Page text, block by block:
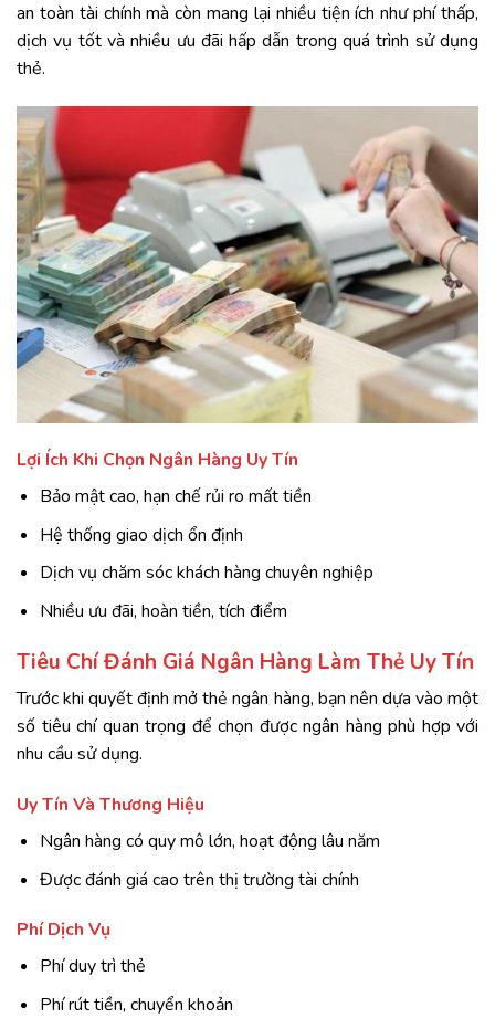
an toàn tài chính mà còn mang lại nhiều tiện ích như phí thấp,
dịch vụ tốt và nhiều ưu đãi hấp dẫn trong quá trình sử dụng
thẻ.
Lợi Ích Khi Chọn Ngân Hàng Uy Tín
Bảo mật cao, hạn chế rủi ro mất tiền
Hệ thống giao dịch ổn định
Dịch vụ chăm sóc khách hàng chuyên nghiệp
Nhiều ưu đãi, hoàn tiền, tích điểm
Tiêu Chí Đánh Giá Ngân Hàng Làm Thẻ Uy Tín
Trước khi quyết định mở thẻ ngân hàng, bạn nên dựa vào một
số tiêu chí quan trọng để chọn được ngân hàng phù hợp với
nhu cầu sử dụng.
Uy Tín Và Thương Hiệu
Ngân hàng có quy mô lớn, hoạt động lâu năm
Được đánh giá cao trên thị trường tài chính
Phí Dịch Vụ
Phí duy trì thẻ
Phí rút tiền, chuyển khoản